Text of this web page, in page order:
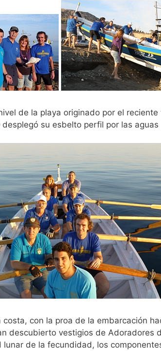
de la playa originado por el
desplegó su esbelto perfil por las
costa, con la proa de la embarcación
descubierto vestigios de Adoradores
lunar de la fecundidad, los